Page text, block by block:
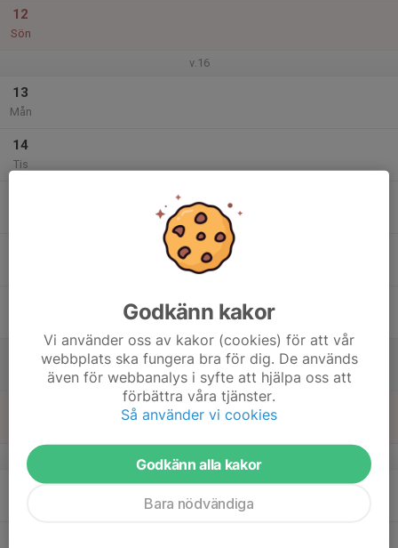
12
Sön
v.16
13
Mån
14
Tis
Träning F13/14
Prästholmens IP
v.17
Godkänn kakor
Vi använder oss av kakor (cookies) för att vår
webbplats ska fungera bra för dig. De används
även för webbanalys i syfte att hjälpa oss att
förbättra våra tjänster.
Så använder vi cookies
Godkänn alla kakor
Bara nödvändiga